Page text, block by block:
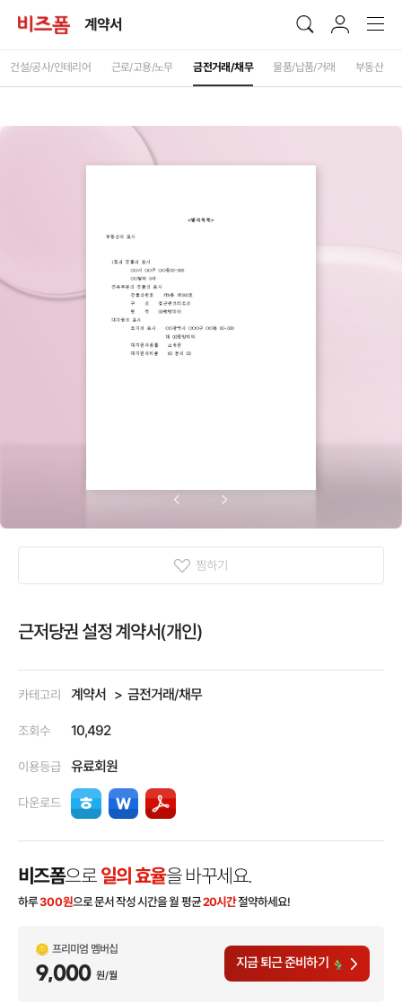
계약서
건설/공사/인테리어 근로/고용/노무 금전거래/채무 물품/납품/거래 부동산
찜하기
근저당권 설정 계약서(개인)
카테고리 계약서 금전거래/채무
조회수 10,492
이용등급 유료회원
다운로드
비즈폼으로 일의 효율을 바꾸세요.
하루300원으로 문서 작성 시간을 월 평균20시간절약하세요!
프리미엄 멤버십
9,000 원/월
지금 퇴근 준비하기